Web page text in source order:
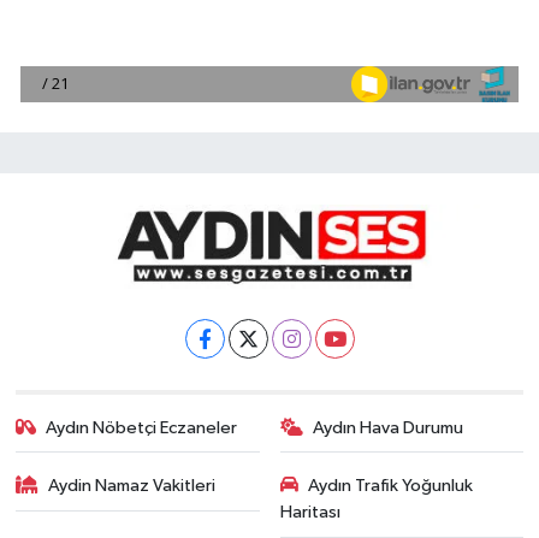
Aydın Nöbetçi Eczaneler Aydın Hava Durumu
Aydin Namaz Vakitleri
Aydın Trafik Yoğunluk
Haritası